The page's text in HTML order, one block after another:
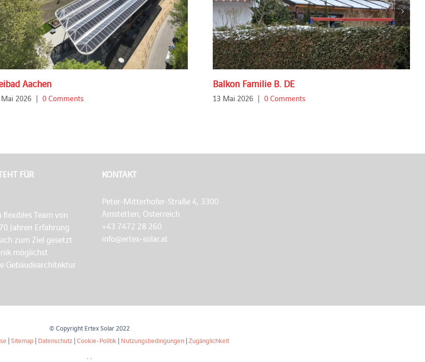
Aachen
2026 | 0 Comments
Balkon Familie B. DE
13 Mai 2026 | 0 Comments
FÜR
Team von
Jahren Erfahrung
zum Ziel gesetzt
möglichst
Gebäudearchitektur
KONTAKT
Peter-Mitterhofer-Straße 4, 3300
Amstetten, Österreich
+43 7472 28 260
info@ertex-solar.at
© Copyright Ertex Solar 2022
|Sitemap| Datenschutz|Cookie-Politik| Nutzungsbedingungen|Zugänglichkeit
``